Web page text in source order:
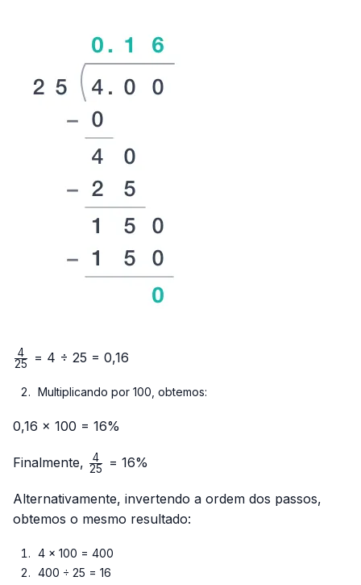
\frac{4}
25
4 = 4 ÷ 25 = 0,16
Multiplicando por 100, obtemos:
0,16 × 100 = 16%
Finalmente, \frac{4}
25
4 = 16%
Alternativamente, invertendo a ordem dos passos,
obtemos o mesmo resultado:
4 × 100 = 400
400 ÷ 25 = 16